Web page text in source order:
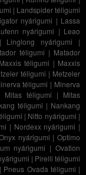
| Landspider téligumi
nyárigumi | Lassa
nyárigumi | Leao
Linglong nyárigumi |
téligumi | Matador
Maxxis téligumi | Maxxis
téligumi | Metzeler
téligumi | Minerva
Mitas téligumi | Mitas
téligumi | Nankang
| Nitto nyárigumi |
| Nordexx nyárigumi |
nyárigumi | Optimo
nyárigumi |Ovation
| Pirelli téligumi
| Pneus Ovada téligumi |